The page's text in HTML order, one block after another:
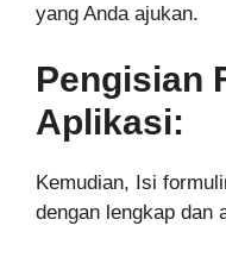
yang Anda ajukan.
Pengisian
Aplikasi:
Kemudian, Isi
dengan lengkap dan